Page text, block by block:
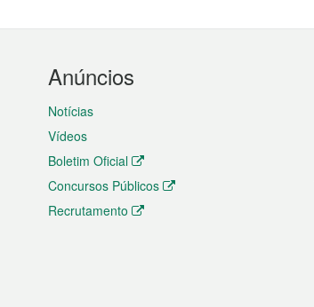
Anúncios
Notícias
Vídeos
Boletim Oficial
Concursos Públicos
Recrutamento